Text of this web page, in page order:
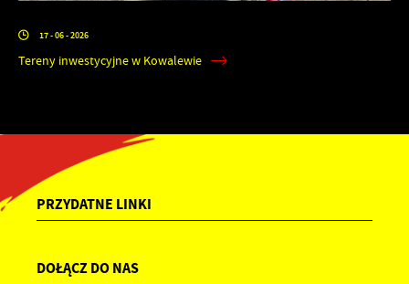
17 - 06 - 2026
Tereny inwestycyjne w Kowalewie
PRZYDATNE LINKI
DOŁĄCZ DO NAS